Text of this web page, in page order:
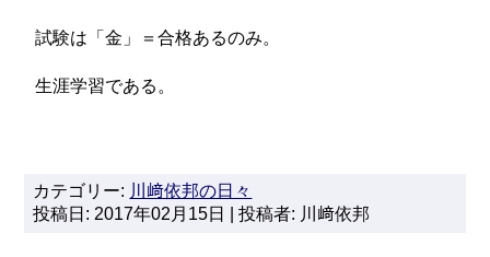
試験は「金」＝合格あるのみ。
生涯学習である。
カテゴリー: 川﨑依邦の日々
投稿日: 2017年02月15日 | 投稿者: 川﨑依邦